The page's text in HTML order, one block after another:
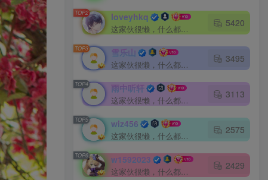
TOP2 loveyhkq
这家伙很懒，什么都没有写...
5420
TOP3 雪乐山
这家伙很懒，什么都没有写...
3495
TOP4 雨中听轩
这家伙很懒，什么都没有写...
3113
TOP5 wiz456
这家伙很懒，什么都没有写...
2575
TOP6 w1592023
这家伙很懒，什么都没有写...
2429